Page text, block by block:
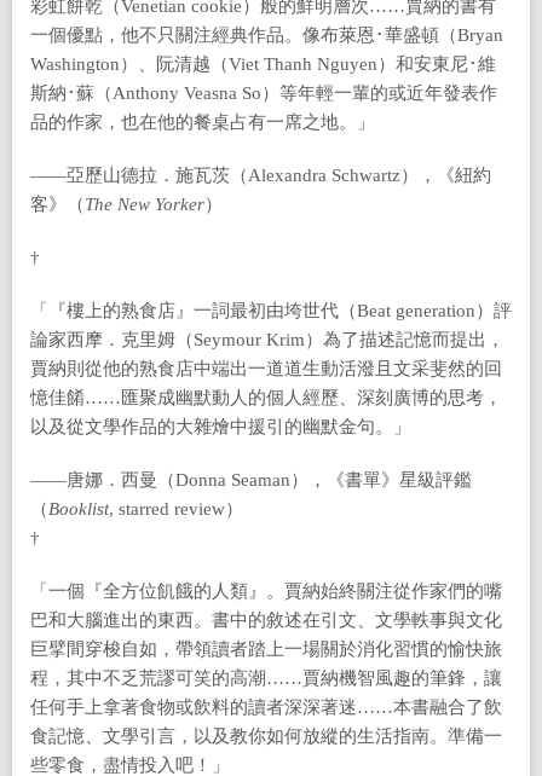
彩虹餅乾（Venetian cookie）般的鮮明層次……賈納的書有
一個優點，他不只關注經典作品。像布萊恩･華盛頓（Bryan
Washington）、阮清越（Viet Thanh Nguyen）和安東尼･維
斯納･蘇（Anthony Veasna So）等年輕一輩的或近年發表作
品的作家，也在他的餐桌占有一席之地。」
——亞歷山德拉．施瓦茨（Alexandra Schwartz），《紐約
客》（The New Yorker）
†
「『樓上的熟食店』一詞最初由垮世代（Beat generation）評
論家西摩．克里姆（Seymour Krim）為了描述記憶而提出，
賈納則從他的熟食店中端出一道道生動活潑且文采斐然的回
憶佳餚……匯聚成幽默動人的個人經歷、深刻廣博的思考，
以及從文學作品的大雜燴中援引的幽默金句。」
——唐娜．西曼（Donna Seaman），《書單》星級評鑑
（Booklist, starred review）
†
「一個『全方位飢餓的人類』。賈納始終關注從作家們的嘴
巴和大腦進出的東西。書中的敘述在引文、文學軼事與文化
巨擘間穿梭自如，帶領讀者踏上一場關於消化習慣的愉快旅
程，其中不乏荒謬可笑的高潮……賈納機智風趣的筆鋒，讓
任何手上拿著食物或飲料的讀者深深著迷……本書融合了飲
食記憶、文學引言，以及教你如何放縱的生活指南。準備一
些零食，盡情投入吧！」